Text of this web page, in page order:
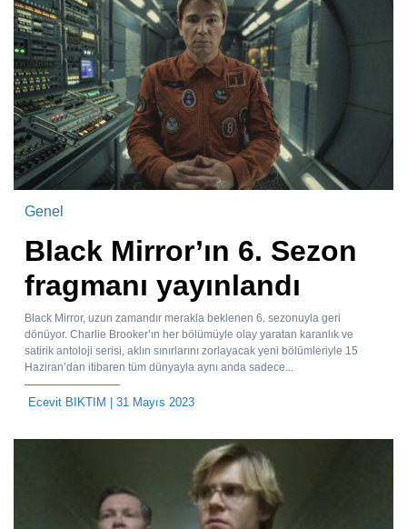
Genel
Black Mirror’ın 6. Sezon
fragmanı yayınlandı
Black Mirror, uzun zamandır merakla beklenen 6. sezonuyla geri
dönüyor. Charlie Brooker’ın her bölümüyle olay yaratan karanlık ve
satirik antoloji serisi, aklın sınırlarını zorlayacak yeni bölümleriyle 15
Haziran’dan itibaren tüm dünyayla aynı anda sadece...
Ecevit BIKTIM | 31 Mayıs 2023